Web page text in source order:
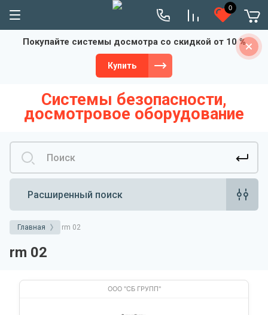
Покупайте системы досмотра со скидкой от 10 %
Купить
0
Системы безопасности,
досмотровое оборудование
Расширенный поиск
Главная rm 02
rm 02
ООО "СБ ГРУПП"